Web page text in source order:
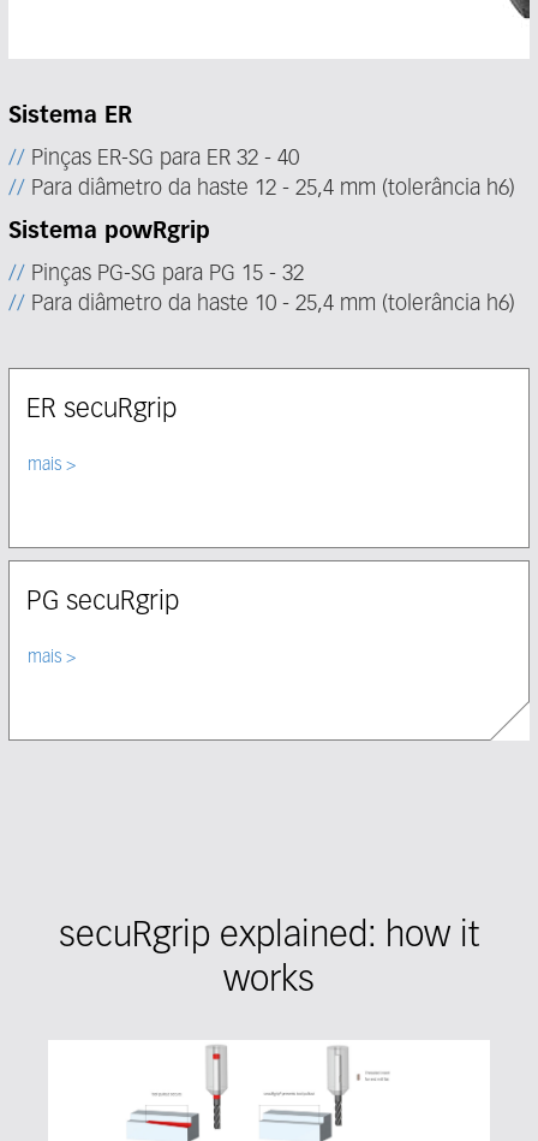
Sistema ER
Pinças ER-SG para ER 32 - 40
Para diâmetro da haste 12 - 25,4 mm (tolerância h6)
Sistema powRgrip
Pinças PG-SG para PG 15 - 32
Para diâmetro da haste 10 - 25,4 mm (tolerância h6)
ER secuRgrip
mais
PG secuRgrip
mais
secuRgrip explained: how it
works